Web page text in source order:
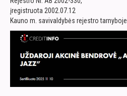
įregistruota 2002.07.12
Kauno m. savivaldybės rejestro tarnyboje